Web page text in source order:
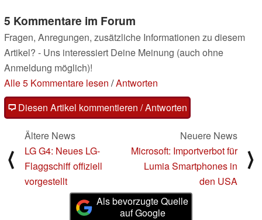
5 Kommentare im Forum
Fragen, Anregungen, zusätzliche Informationen zu diesem
Artikel? - Uns interessiert Deine Meinung (auch ohne
Anmeldung möglich)!
Alle 5 Kommentare lesen /Antworten
Diesen Artikel kommentieren / Antworten
⟨
Ältere News
LG G4: Neues LG-
Flaggschiff offiziell
vorgestellt
Neuere News
Microsoft: Importverbot für
Lumia Smartphones in
den USA
⟩
Als bevorzugte Quelle
auf Google